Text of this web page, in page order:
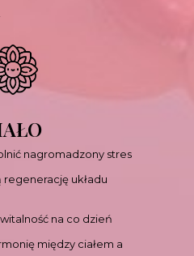
nagromadzony stres
układu
na co dzień
między ciałem a